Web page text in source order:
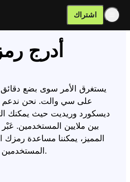
اشتراك
أدرج
يستغرق الأمر سوى بضع دقائق
على سي والت. نحن ندعم
ديسكورد وريديت حيث يمكنك
بين ملايين المستخدمين.
المميز، يمكننا مساعدة
المستخدمين وتزويدك بخدمة أفضل.